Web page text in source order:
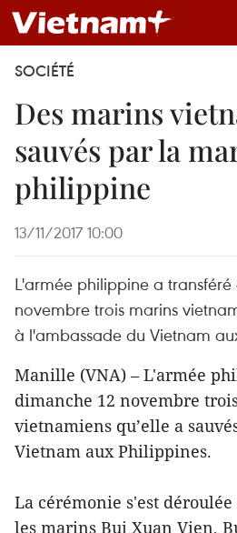
SOCIÉTÉ
Des marins
sauvés par la
philippine
13/11/2017 10:00
L'armée philippine a transféré
novembre trois marins
à l'ambassade du Vietnam
Manille (VNA) – L'armée
dimanche 12 novembre
vietnamiens qu’elle a
Vietnam aux Philippines.
La cérémonie s'est
les marins Bui Xuan Vien,